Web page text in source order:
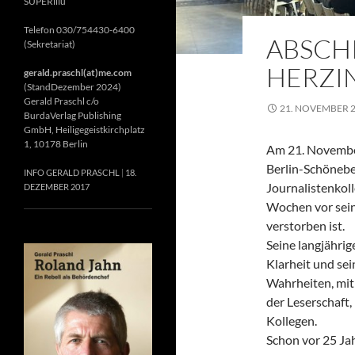
21. NOVEMBER
Am 21.
Berlin-
Wochen vor
verstorben ist.
Seine
Klarheit und
Wahrheiten,
der
Kollegen.
Schon vor 25
Telefon 030/754430-6400
(Sekretariat)
gerald.praschl(at)me.com
(StandDezember 2024)
Gerald Praschl c/o
BurdaVerlag Publishing
GmbH, Heiligegeistkirchplatz
1, 10178 Berlin
INFO GERALD PRASCHL
18.
DEZEMBER 2017